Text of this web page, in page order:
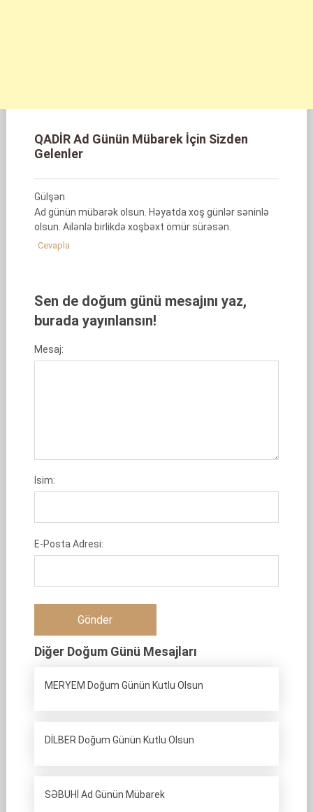
QADİR Ad Günün Mübarek İçin Sizden
Gelenler
Gülşən
Ad günün mübarək olsun. Həyatda xoş günlər səninlə
olsun. Ailənlə birlikdə xoşbəxt ömür sürəsən.
Cevapla
Sen de doğum günü mesajını yaz,
burada yayınlansın!
Mesaj:
İsim:
E-Posta Adresi:
Diğer Doğum Günü Mesajları
MERYEM Doğum Günün Kutlu Olsun
DİLBER Doğum Günün Kutlu Olsun
SƏBUHİ Ad Günün Mübarek